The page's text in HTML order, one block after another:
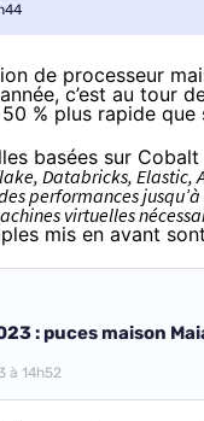
de processeur
c’est au tour
% plus rapide que
basées sur
Databricks, Elastic,
performances
virtuelles
mis en avant
: puces maison
à 14h52